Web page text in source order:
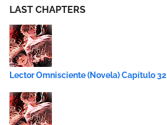
LAST CHAPTERS
Lector Omnisciente (Novela) Capítulo 32